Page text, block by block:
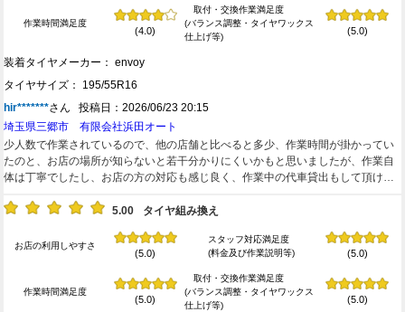
作業時間満足度
(4.0)
取付・交換作業満足度
(バランス調整・タイヤワックス
仕上げ等)
(5.0)
装着タイヤメーカー： envoy
タイヤサイズ： 195/55R16
hir*******さん 投稿日：2026/06/23 20:15
埼玉県三郷市 有限会社浜田オート
少人数で作業されているので、他の店舗と比べると多少、作業時間が掛かってい
たのと、お店の場所が知らないと若干分かりにくいかもと思いましたが、作業自
体は丁寧でしたし、お店の方の対応も感じ良く、作業中の代車貸出もして頂け
5.00
タイヤ組み換え
お店の利用しやすさ
(5.0)
スタッフ対応満足度
(料金及び作業説明等)
(5.0)
作業時間満足度
(5.0)
取付・交換作業満足度
(バランス調整・タイヤワックス
仕上げ等)
(5.0)